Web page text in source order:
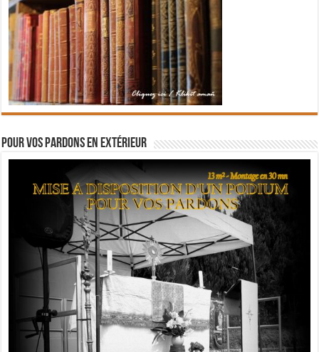
Pour vos pardons en extérieur